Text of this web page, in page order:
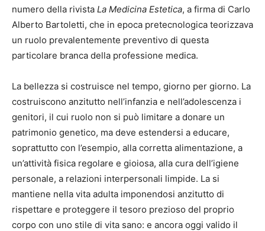
numero della rivista La Medicina Estetica, a firma di Carlo
Alberto Bartoletti, che in epoca pretecnologica teorizzava
un ruolo prevalentemente preventivo di questa
particolare branca della professione medica.
La bellezza si costruisce nel tempo, giorno per giorno. La
costruiscono anzitutto nell’infanzia e nell’adolescenza i
genitori, il cui ruolo non si può limitare a donare un
patrimonio genetico, ma deve estendersi a educare,
soprattutto con l’esempio, alla corretta alimentazione, a
un’attività fisica regolare e gioiosa, alla cura dell’igiene
personale, a relazioni interpersonali limpide. La si
mantiene nella vita adulta imponendosi anzitutto di
rispettare e proteggere il tesoro prezioso del proprio
corpo con uno stile di vita sano: e ancora oggi valido il